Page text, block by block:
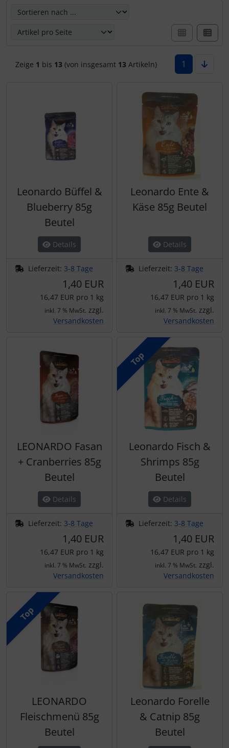
Zeige 1 bis 13(von insgesamt 13Artikeln) 1
Leonardo Büffel &
Blueberry 85g
Beutel
Details
Lieferzeit: 3-8 Tage
1,40 EUR
16,47 EUR pro 1 kg
inkl. 7 % MwSt. zzgl.
Versandkosten
Leonardo Ente &
Käse 85g Beutel
Details
Lieferzeit: 3-8 Tage
1,40 EUR
16,47 EUR pro 1 kg
inkl. 7 % MwSt. zzgl.
Versandkosten
LEONARDO Fasan
+ Cranberries 85g
Beutel
Details
Lieferzeit: 3-8 Tage
1,40 EUR
16,47 EUR pro 1 kg
inkl. 7 % MwSt. zzgl.
Versandkosten
Top
Leonardo Fisch &
Shrimps 85g
Beutel
Details
Lieferzeit: 3-8 Tage
1,40 EUR
16,47 EUR pro 1 kg
inkl. 7 % MwSt. zzgl.
Versandkosten
Top
LEONARDO
Fleischmenü 85g
Beutel
Leonardo Forelle
& Catnip 85g
Beutel